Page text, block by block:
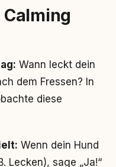
Wann leckt dein
dem Fressen? In
diese
Wenn dein Hund
Lecken), sage „Ja!“